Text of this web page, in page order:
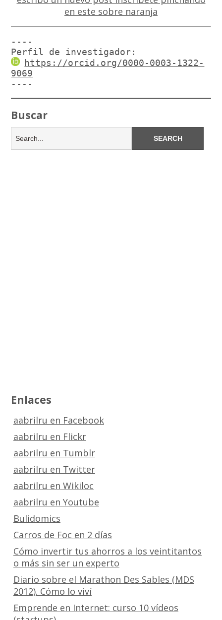
----
Perfil de investigador:
https://orcid.org/0000-0003-1322-
9069
----
Buscar
Enlaces
aabrilru en Facebook
aabrilru en Flickr
aabrilru en Tumblr
aabrilru en Twitter
aabrilru en Wikiloc
aabrilru en Youtube
Bulidomics
Carros de Foc en 2 días
Cómo invertir tus ahorros a los veintitantos
o más sin ser un experto
Diario sobre el Marathon Des Sables (MDS
2012). Cómo lo viví
Emprende en Internet: curso 10 vídeos